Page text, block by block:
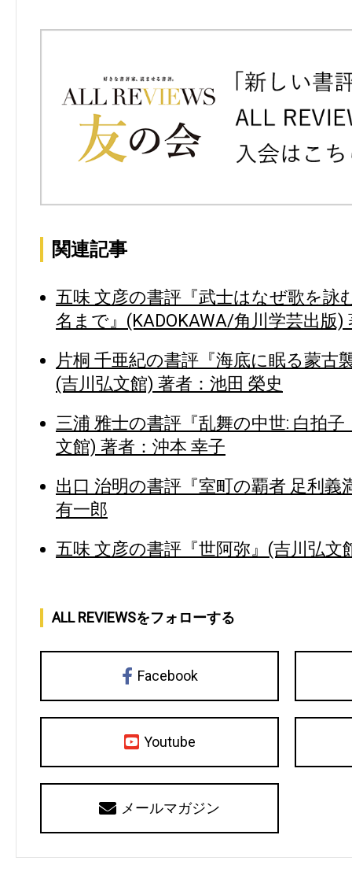
関連記事
五味 文彦の書評『武士はなぜ歌を詠
名まで』(KADOKAWA/角川学芸出版)
片桐 千亜紀の書評『海底に眠る蒙古
(吉川弘文館) 著者：池田 榮史
三浦 雅士の書評『乱舞の中世: 白拍
文館) 著者：沖本 幸子
出口 治明の書評『室町の覇者 足利義
有一郎
五味 文彦の書評『世阿弥』(吉川弘文
ALL REVIEWSをフォローする
Facebook
Youtube
メールマガジン